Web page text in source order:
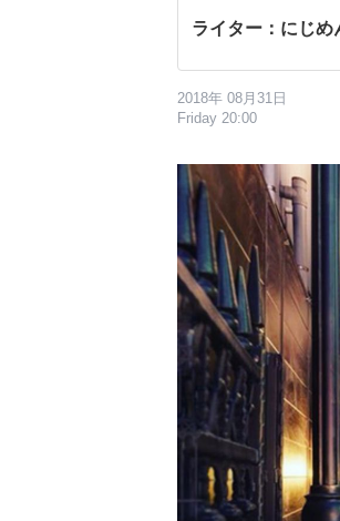
ライター：にじめ
2018年 08月31日
Friday 20:00